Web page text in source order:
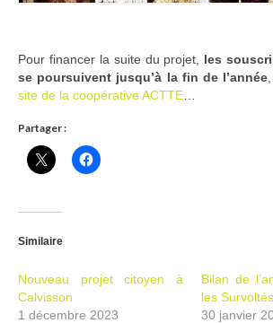
ARCHIVES
CONTACT
Pour financer la suite du projet, les
se poursuivent jusqu’à la fin de l’année
site de la coopérative ACTTE
Partager :
Similaire
Nouveau projet citoyen à
Calvisson
1 décembre 2023
Bilan de
les Survoltés
30 janvier